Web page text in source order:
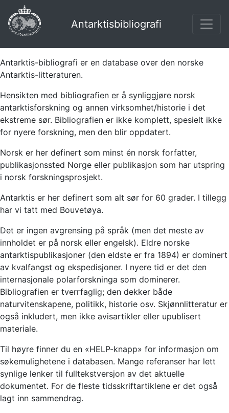
Antarktisbibliografi
Antarktis-bibliografi er en database over den norske
Antarktis-litteraturen.
Hensikten med bibliografien er å synliggjøre norsk
antarktisforskning og annen virksomhet/historie i det
ekstreme sør. Bibliografien er ikke komplett, spesielt ikke
for nyere forskning, men den blir oppdatert.
Norsk er her definert som minst én norsk forfatter,
publikasjonssted Norge eller publikasjon som har utspring
i norsk forskningsprosjekt.
Antarktis er her definert som alt sør for 60 grader. I tillegg
har vi tatt med Bouvetøya.
Det er ingen avgrensing på språk (men det meste av
innholdet er på norsk eller engelsk). Eldre norske
antarktispublikasjoner (den eldste er fra 1894) er dominert
av kvalfangst og ekspedisjoner. I nyere tid er det den
internasjonale polarforskninga som dominerer.
Bibliografien er tverrfaglig; den dekker både
naturvitenskapene, politikk, historie osv. Skjønnlitteratur er
også inkludert, men ikke avisartikler eller upublisert
materiale.
Til høyre finner du en «HELP-knapp» for informasjon om
søkemulighetene i databasen. Mange referanser har lett
synlige lenker til fulltekstversjon av det aktuelle
dokumentet. For de fleste tidsskriftartiklene er det også
lagt inn sammendrag.